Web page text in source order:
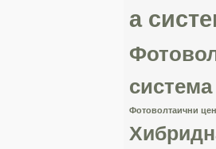
а
Фотоволтаични